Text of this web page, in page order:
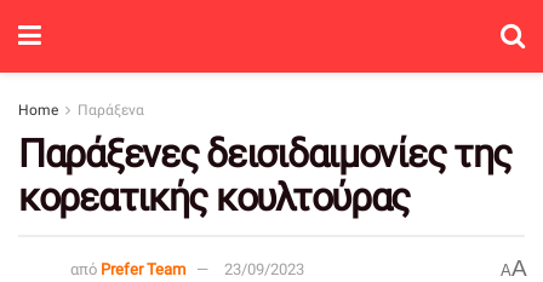
Home Παράξενα
Παράξενες δεισιδαιμονίες της
κορεατικής κουλτούρας
από Prefer Team 23/09/2023 AA